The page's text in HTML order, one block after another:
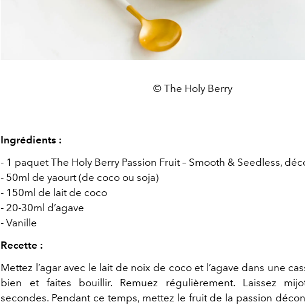
© The Holy Berry
Ingrédients :
- 1 paquet The Holy Berry Passion Fruit – Smooth & Seedless,
- 50ml de yaourt (de coco ou soja)
- 150ml de lait de coco
- 20-30ml d’agave
- Vanille
Recette :
Mettez l’agar avec le lait de noix de coco et l’agave dans une
bien et faites bouillir. Remuez régulièrement. Laissez
secondes. Pendant ce temps, mettez le fruit de la passion